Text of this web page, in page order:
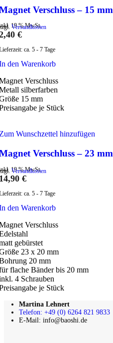
Verschluss – 15 mm
19 % MwSt.
Versandkosten
€
ca. 5 - 7 Tage
den Warenkorb
Verschluss
silberfarben
15 mm
je Stück
Wunschzettel hinzufügen
Verschluss – 23 mm
19 % MwSt.
Versandkosten
€
ca. 5 - 7 Tage
den Warenkorb
Verschluss
gebürstet
23 x 20 mm
20 mm
flache Bänder bis 20 mm
4 Schrauben
je Stück
Martina Lehnert
Telefon: +49 (0) 6264 821 9833
E-Mail: info@baoshi.de